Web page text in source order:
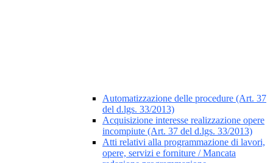
Automatizzazione delle procedure (Art. 37
del d.lgs. 33/2013)
Acquisizione interesse realizzazione opere
incompiute (Art. 37 del d.lgs. 33/2013)
Atti relativi alla programmazione di lavori,
opere, servizi e forniture / Mancata